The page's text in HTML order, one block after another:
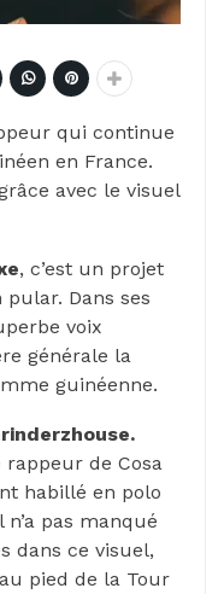
qui continue
en France.
avec le visuel
, c’est un projet
Dans ses
voix
générale la
guinéenne.
de Cosa
habillé en polo
pas manqué
dans ce visuel,
pied de la Tour